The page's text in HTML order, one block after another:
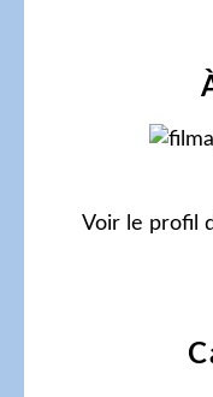
Voir le profil